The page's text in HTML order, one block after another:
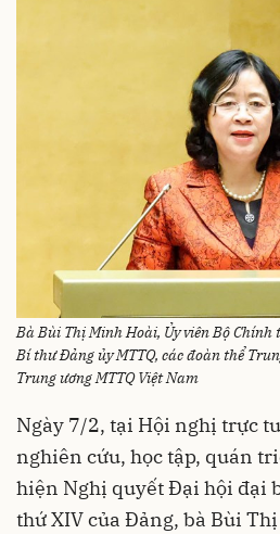
Bà Bùi Thị Minh Hoài, Ủy viên Bộ
Bí thư Đảng ủy MTTQ, các đoàn thể
Trung ương MTTQ Việt Nam
Ngày 7/2, tại Hội nghị trực
nghiên cứu, học tập, quán
hiện Nghị quyết Đại hội đại
thứ XIV của Đảng, bà Bùi